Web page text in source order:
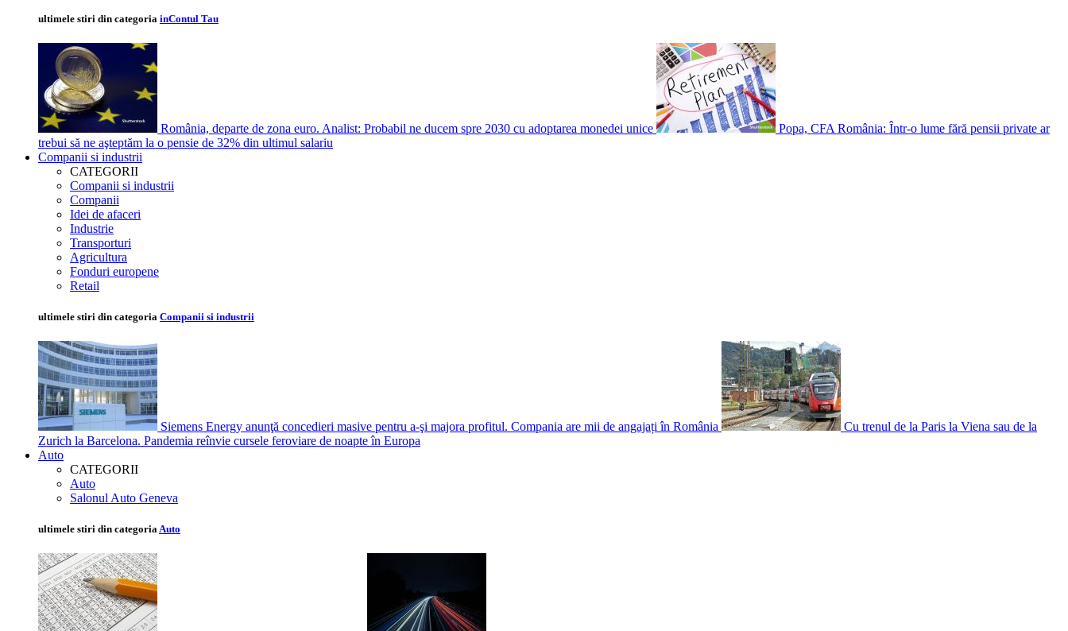
ultimele stiri din categoria inContul Tau
România, departe de zona euro. Analist: Probabil ne ducem spre 2030 cu adoptarea monedei unice
Popa, CFA România: Într-o lume fără pensii private ar
trebui să ne aşteptăm la o pensie de 32% din ultimul salariu
Companii si industrii
CATEGORII
Companii si industrii
Companii
Idei de afaceri
Industrie
Transporturi
Agricultura
Fonduri europene
Retail
ultimele stiri din categoria Companii si industrii
Siemens Energy anunţă concedieri masive pentru a-şi majora profitul. Compania are mii de angajați în România
Cu trenul de la Paris la Viena sau de la
Zurich la Barcelona. Pandemia reînvie cursele feroviare de noapte în Europa
Auto
CATEGORII
Auto
Salonul Auto Geneva
ultimele stiri din categoriaAuto